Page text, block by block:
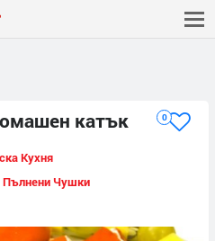
катък 0
Кухня
Пълнени Чушки